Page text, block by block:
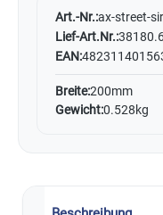
Art.-Nr.:ax-street-
Lief-Art.Nr.:
EAN:
Breite:200mm
Gewicht:0.528kg